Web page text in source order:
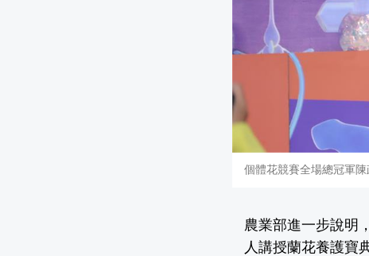
個體花競賽全場總冠軍
農業部進一步說明
人講授蘭花養護寶